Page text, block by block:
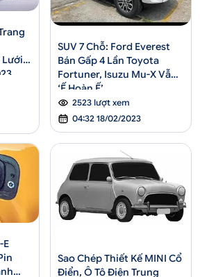
Lưới
SUV 7 Chỗ: Ford Everest
Bán Gấp 4 Lần Toyota
Fortuner, Isuzu Mu-X Vẫn
‘Ế Hoàn Ế’
2523 lượt xem
04:32 18/02/2023
E
Sao Chép Thiết Kế MINI Cổ
Điển, Ô Tô Điện Trung